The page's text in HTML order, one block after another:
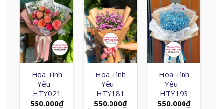
Hoa Tình
Yêu –
HTY021
550.000₫
Hoa Tình
Yêu –
HTY181
550.000₫
Hoa Tình
Yêu –
HTY193
550.000₫